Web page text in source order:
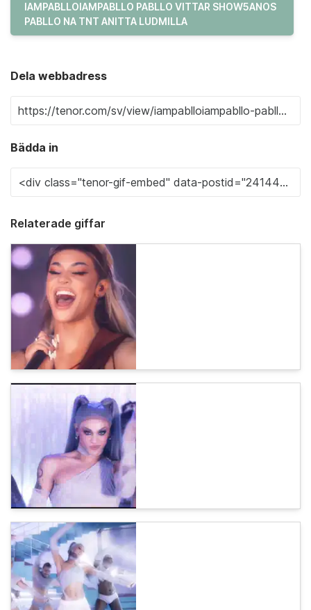
IAMPABLLOIAMPABLLO PABLLO VITTAR SHOW5ANOS
PABLLO NA TNT ANITTA LUDMILLA
Dela webbadress
Bädda in
Relaterade giffar